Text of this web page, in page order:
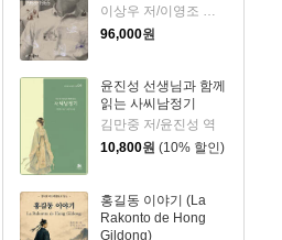
이상우 저/이영조 그림
96,000원
윤진성 선생님과 함께
읽는 사씨남정기
김만중 저/윤진성 역
10,800원 (10% 할인)
홍길동 이야기 (La
Rakonto de Hong
Gildong)